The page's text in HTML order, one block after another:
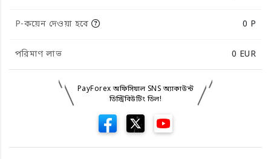
P-কয়েন দেওয়া হবে 0 P
পরিমাণ লাভ 0 EUR
PayForex অফিসিয়াল SNS অ্যাকাউন্ট
ডিস্ট্রিবিউটিং ডিল!